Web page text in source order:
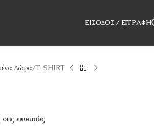
ΕΊΣΟΔΟΣ / ΕΓΓΡΑΦΉ
Δώρα T-SHIRT
επιθυμίες